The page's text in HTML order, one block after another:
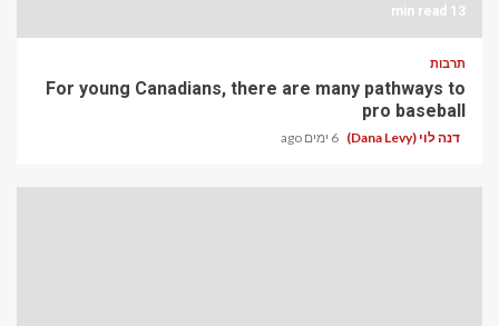
13 min read
תרבות
For young Canadians, there are many pathways to
pro baseball
דנה לוי (Dana Levy) 6 ימים ago